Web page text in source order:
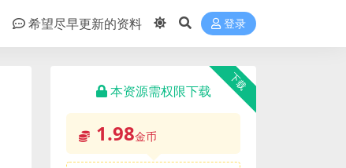
希望尽早更新的资料 登录
下载
本资源需权限下载
1.98金币